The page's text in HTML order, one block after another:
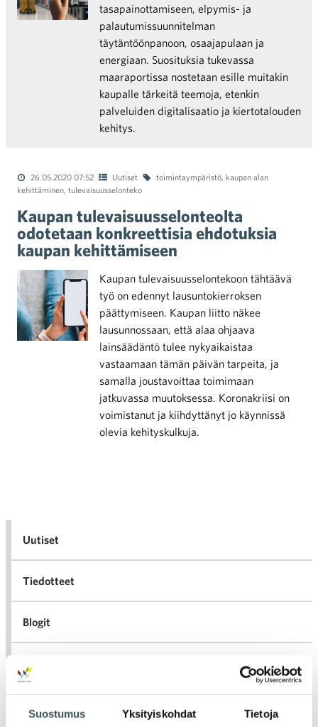
Suostumus Yksityiskohdat Tietoja
tasapainottamiseen, elpymis- ja
palautumissuunnitelman
täytäntöönpanoon, osaajapulaan ja
energiaan. Suosituksia tukevassa
maaraportissa nostetaan esille muitakin
kaupalle tärkeitä teemoja, etenkin
palveluiden digitalisaatio ja kiertotalouden
kehitys.
26.05.2020 07:52 Uutiset toimintaympäristö, kaupan alan
kehittäminen, tulevaisuusselonteko
Kaupan tulevaisuusselonteolta
odotetaan konkreettisia ehdotuksia
kaupan kehittämiseen
Kaupan tulevaisuusselontekoon tähtäävä
työ on edennyt lausuntokierroksen
päättymiseen. Kaupan liitto näkee
lausunnossaan, että alaa ohjaava
lainsäädäntö tulee nykyaikaistaa
vastaamaan tämän päivän tarpeita, ja
samalla joustavoittaa toimimaan
jatkuvassa muutoksessa. Koronakriisi on
voimistanut ja kiihdyttänyt jo käynnissä
olevia kehityskulkuja.
Uutiset
Tiedotteet
Blogit